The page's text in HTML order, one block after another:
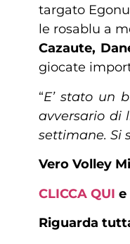
targato
le rosablu a
Cazaute,
giocate
“E’ stato un
avversario di
settimane. Si
Vero Volley
CLICCA QUI e
Riguarda